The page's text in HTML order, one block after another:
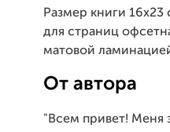
Размер книги
для страниц
матовой
От автора
"Всем привет! Меня